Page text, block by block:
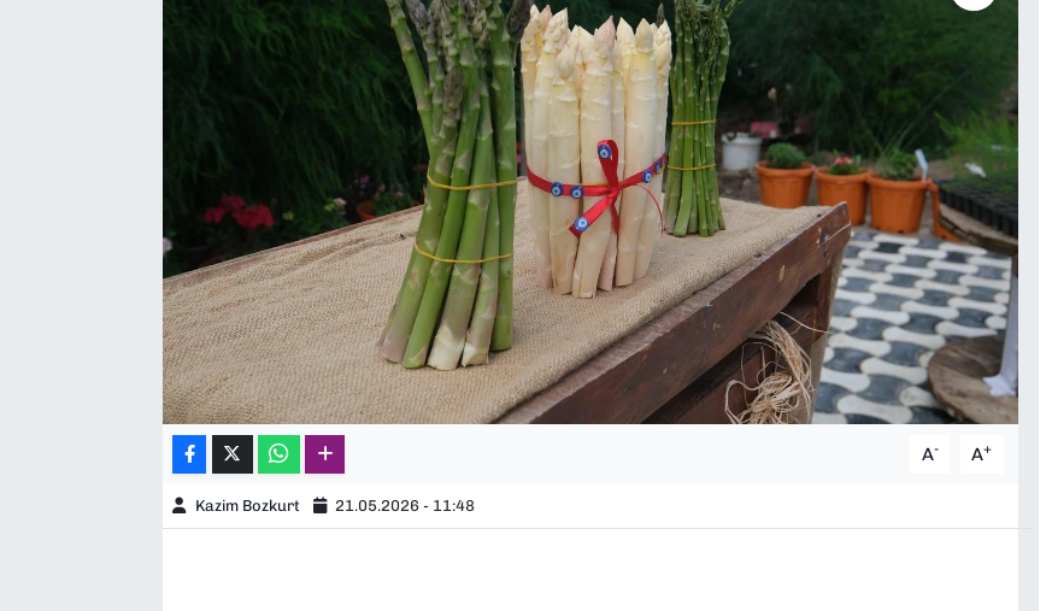
A- A+
Kazim Bozkurt 21.05.2026 - 11:48
YEREL YÖNETİMLER